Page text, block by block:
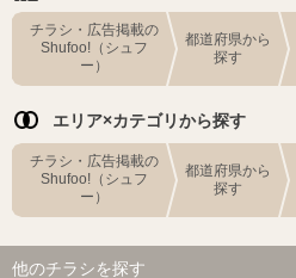
チラシ・広告掲載の
Shufoo!（シュフ
ー）
都道府県から
探す
エリア×カテゴリから探す
チラシ・広告掲載の
Shufoo!（シュフ
ー）
都道府県から
探す
他のチラシを探す